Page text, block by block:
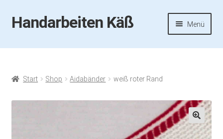
Zur
Navigation
Zum
Inhalt
Handarbeiten Käß Menü
Startseite
Aktuelles
Fotos
Start Shop Aidabänder weiß roter Rand
🔍